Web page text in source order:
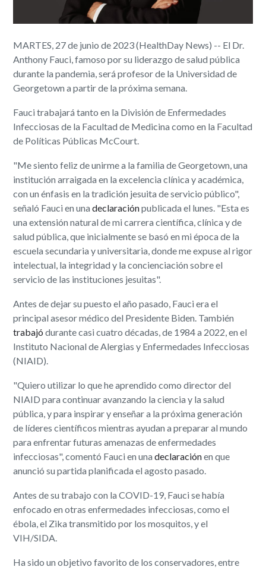
MARTES, 27 de junio de 2023 (HealthDay News) -- El Dr.
Anthony Fauci, famoso por su liderazgo de salud pública
durante la pandemia, será profesor de la Universidad de
Georgetown a partir de la próxima semana.
Fauci trabajará tanto en la División de Enfermedades
Infecciosas de la Facultad de Medicina como en la Facultad
de Políticas Públicas McCourt.
"Me siento feliz de unirme a la familia de Georgetown, una
institución arraigada en la excelencia clínica y académica,
con un énfasis en la tradición jesuita de servicio público",
señaló Fauci en unadeclaraciónpublicada el lunes. "Esta es
una extensión natural de mi carrera científica, clínica y de
salud pública, que inicialmente se basó en mi época de la
escuela secundaria y universitaria, donde me expuse al rigor
intelectual, la integridad y la concienciación sobre el
servicio de las instituciones jesuitas".
Antes de dejar su puesto el año pasado, Fauci era el
principal asesor médico del Presidente Biden. También
trabajó durante casi cuatro décadas, de 1984 a 2022, en el
Instituto Nacional de Alergias y Enfermedades Infecciosas
(NIAID).
"Quiero utilizar lo que he aprendido como director del
NIAID para continuar avanzando la ciencia y la salud
pública, y para inspirar y enseñar a la próxima generación
de líderes científicos mientras ayudan a preparar al mundo
para enfrentar futuras amenazas de enfermedades
infecciosas", comentó Fauci en unadeclaraciónen que
anunció su partida planificada el agosto pasado.
Antes de su trabajo con la COVID-19, Fauci se había
enfocado en otras enfermedades infecciosas, como el
ébola, el Zika transmitido por los mosquitos, y el
VIH/SIDA.
Ha sido un objetivo favorito de los conservadores, entre